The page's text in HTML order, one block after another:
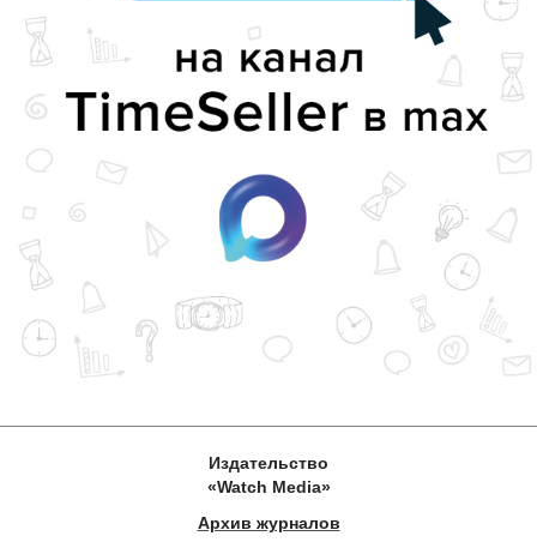
Издательство
«Watch Media»
Архив журналов